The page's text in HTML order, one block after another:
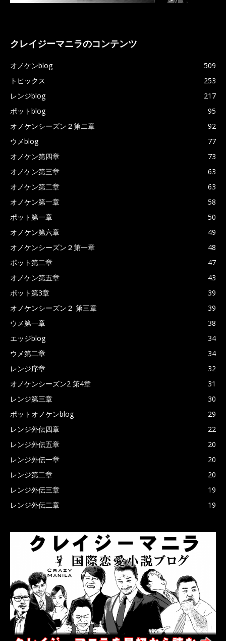
クレイジーマニラのコンテンツ
オノケンblog
509
トピックス
253
レンジblog
217
ポットblog
95
オノケンシーズン２第二章
92
ウメblog
77
オノケン第四章
73
オノケン第三章
63
オノケン第二章
63
オノケン第一章
58
ポット第一章
50
オノケン第六章
49
オノケンシーズン２第一章
48
ポット第二章
47
オノケン第五章
43
ポット第3章
39
オノケンシーズン２ 第三章
39
ウメ第一章
38
エッジblog
34
ウメ第二章
34
レンジ序章
32
オノケンシーズン2 第4章
31
レンジ第三章
30
ポットオノケンblog
29
レンジ外伝四章
22
レンジ外伝五章
20
レンジ外伝一章
20
レンジ第二章
20
レンジ外伝三章
19
レンジ外伝二章
19